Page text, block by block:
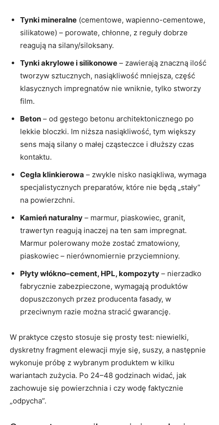
Tynki mineralne (cementowe, wapienno-cementowe,
silikatowe) – porowate, chłonne, z reguły dobrze
reagują na silany/siloksany.
Tynki akrylowe i silikonowe – zawierają znaczną ilość
tworzyw sztucznych, nasiąkliwość mniejsza, część
klasycznych impregnatów nie wniknie, tylko stworzy
film.
Beton – od gęstego betonu architektonicznego po
lekkie bloczki. Im niższa nasiąkliwość, tym większy
sens mają silany o małej cząsteczce i dłuższy czas
kontaktu.
Cegła klinkierowa – zwykle nisko nasiąkliwa, wymaga
specjalistycznych preparatów, które nie będą „stały”
na powierzchni.
Kamień naturalny – marmur, piaskowiec, granit,
trawertyn reagują inaczej na ten sam impregnat.
Marmur polerowany może zostać zmatowiony,
piaskowiec – nierównomiernie przyciemniony.
Płyty włókno–cement, HPL, kompozyty – nierzadko
fabrycznie zabezpieczone, wymagają produktów
dopuszczonych przez producenta fasady, w
przeciwnym razie można stracić gwarancję.
W praktyce często stosuje się prosty test: niewielki,
dyskretny fragment elewacji myje się, suszy, a następnie
wykonuje próbę z wybranym produktem w kilku
wariantach zużycia. Po 24–48 godzinach widać, jak
zachowuje się powierzchnia i czy wodę faktycznie
„odpycha”.